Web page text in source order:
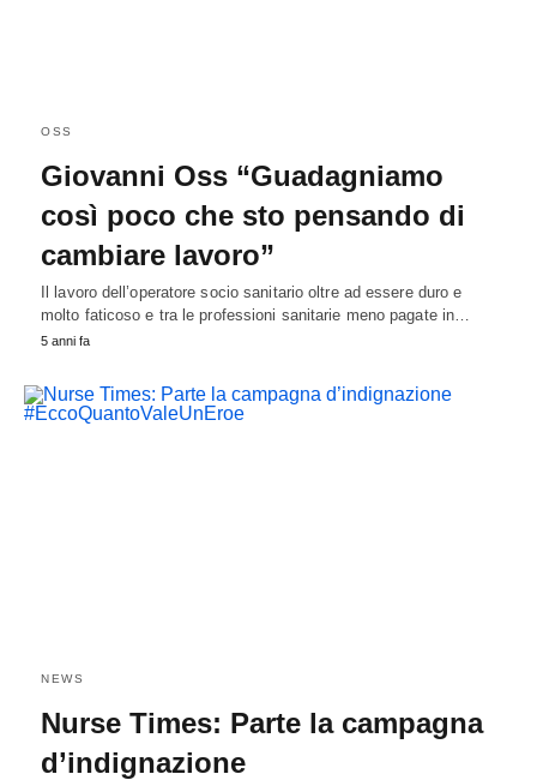
OSS
Giovanni Oss “Guadagniamo
così poco che sto pensando di
cambiare lavoro”
Il lavoro dell’operatore socio sanitario oltre ad essere duro e
molto faticoso e tra le professioni sanitarie meno pagate in…
5 anni fa
NEWS
Nurse Times: Parte la campagna
d’indignazione